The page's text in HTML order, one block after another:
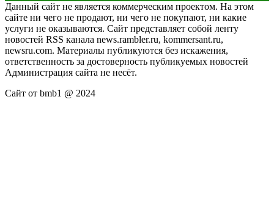
Данный сайт не является коммерческим проектом. На этом
сайте ни чего не продают, ни чего не покупают, ни какие
услуги не оказываются. Сайт представляет собой ленту
новостей RSS канала news.rambler.ru, kommersant.ru,
newsru.com. Материалы публикуются без искажения,
ответственность за достоверность публикуемых новостей
Администрация сайта не несёт.
Сайт от bmb1 @ 2024